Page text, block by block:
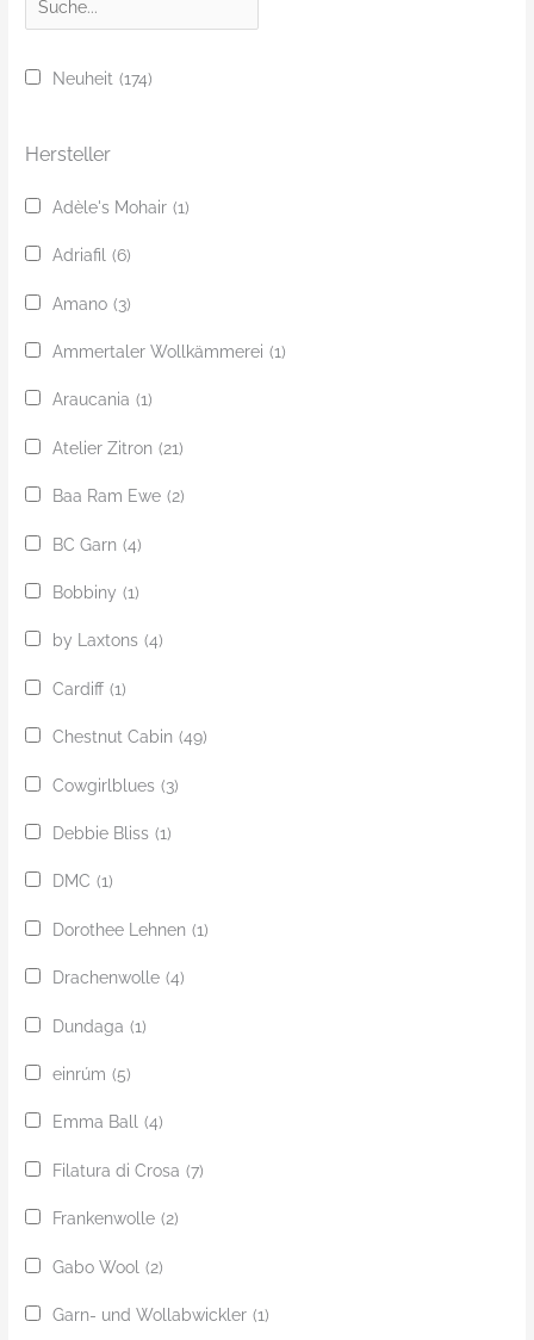
u
Neuheit (174)
Hersteller
Adèle's Mohair (1)
Adriafil (6)
Amano (3)
Ammertaler Wollkämmerei (1)
Araucania (1)
Atelier Zitron (21)
Baa Ram Ewe (2)
BC Garn (4)
Bobbiny (1)
by Laxtons (4)
Cardiff (1)
Chestnut Cabin (49)
Cowgirlblues (3)
Debbie Bliss (1)
DMC (1)
Dorothee Lehnen (1)
Drachenwolle (4)
Dundaga (1)
einrúm (5)
Emma Ball (4)
Filatura di Crosa (7)
Frankenwolle (2)
Gabo Wool (2)
Garn- und Wollabwickler (1)